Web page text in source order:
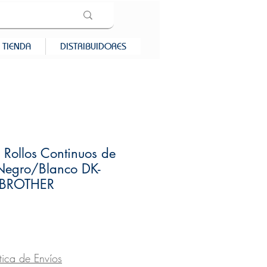
TIENDA DISTRIBUIDORES
Continuos de
Blanco DK-
de Envíos